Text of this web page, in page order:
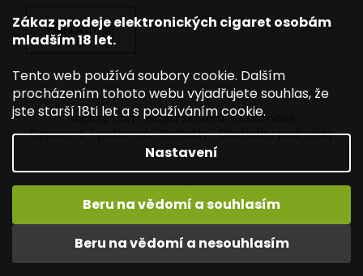
Zákaz prodeje elektronických cigaret osobám
mladším 18 let.
Tento web používá soubory cookie. Dalším
procházením tohoto webu vyjadřujete souhlas, že
jste starší 18ti let a s používáním cookie.
Nastavení
Beru na vědomí a nesouhlasím
Beru na vědomí a souhlasím
Vítejte na JOYETECH. DORUČENÍ ZDARMA zásilkovnou nad
PŘIHLÁSIT SE
Napište nám Mapa serveru Reklamace
Dopravné / poštovné Kontakty Obchodní podmínky
Vytvořil Shoptet
Copyright 2026Joyetech - Značkové elektronické
cigarety. Všechna práva vyhrazena.Upravit nastavení
cookies